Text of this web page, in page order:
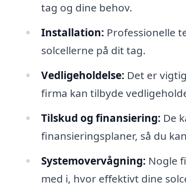
tag og dine behov.
Installation: Professionelle
solcellerne på dit tag.
Vedligeholdelse: Det er
firma kan tilbyde
Tilskud og finansiering: De
finansieringsplaner, så du
Systemovervågning: Nogle
med i, hvor effektivt dine